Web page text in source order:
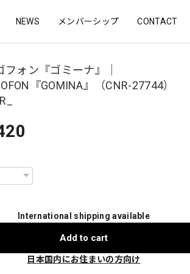
NEWS メンバーシップ CONTACT
フォン『ゴミーナ』｜
『GOMINA』（CNR-27744）
International shipping available
Add to cart
日本国内にお住まいの方向け